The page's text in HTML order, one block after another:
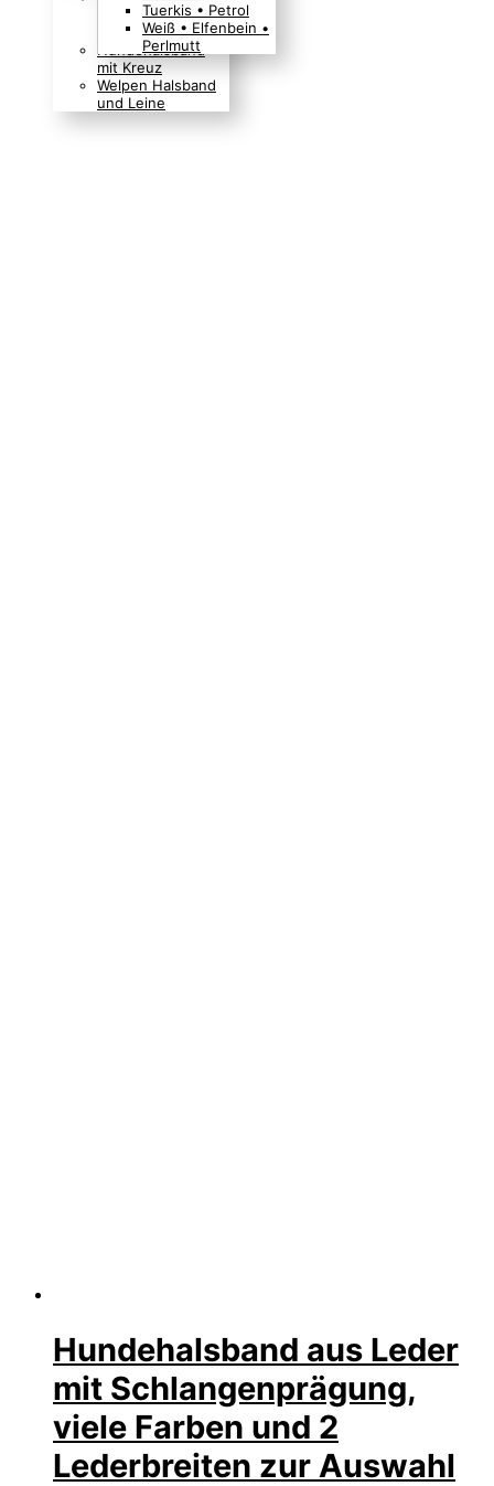
Boho Indianer
Hippie Look
Hundehalsband
mit Kreuz
Welpen Halsband
und Leine
Tuerkis • Petrol
Weiß • Elfenbein •
Perlmutt
Hundehalsband aus Leder
mit Schlangenprägung,
viele Farben und 2
Lederbreiten zur Auswahl